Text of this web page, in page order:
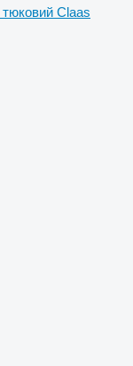
тюковий Claas